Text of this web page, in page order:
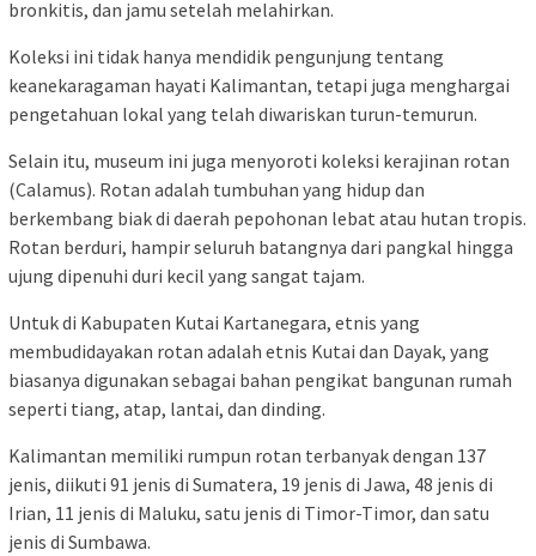
bronkitis, dan jamu setelah melahirkan.
Koleksi ini tidak hanya mendidik pengunjung tentang
keanekaragaman hayati Kalimantan, tetapi juga menghargai
pengetahuan lokal yang telah diwariskan turun-temurun.
Selain itu, museum ini juga menyoroti koleksi kerajinan rotan
(Calamus). Rotan adalah tumbuhan yang hidup dan
berkembang biak di daerah pepohonan lebat atau hutan tropis.
Rotan berduri, hampir seluruh batangnya dari pangkal hingga
ujung dipenuhi duri kecil yang sangat tajam.
Untuk di Kabupaten Kutai Kartanegara, etnis yang
membudidayakan rotan adalah etnis Kutai dan Dayak, yang
biasanya digunakan sebagai bahan pengikat bangunan rumah
seperti tiang, atap, lantai, dan dinding.
Kalimantan memiliki rumpun rotan terbanyak dengan 137
jenis, diikuti 91 jenis di Sumatera, 19 jenis di Jawa, 48 jenis di
Irian, 11 jenis di Maluku, satu jenis di Timor-Timor, dan satu
jenis di Sumbawa.